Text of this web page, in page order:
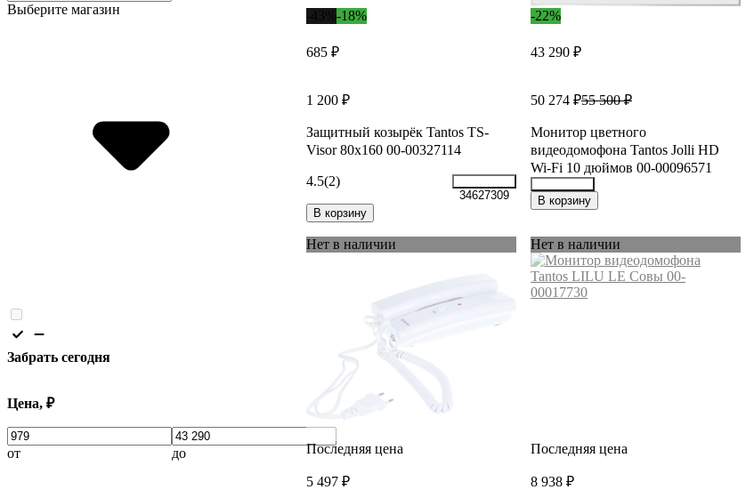
Выберите магазин
Забрать сегодня
Цена, ₽
от до
-18%
685 ₽
1 200 ₽
Защитный козырёк Tantos TS-
Visor 80x160 00-00327114
4.5(2)
34627309
В корзину
-22%
43 290 ₽
50 274 ₽55 500 ₽
Монитор цветного
видеодомофона Tantos Jolli HD
Wi-Fi 10 дюймов 00-00096571
26218289
В корзину
Нет в наличии
Последняя цена
5 497 ₽
Нет в наличии
Последняя цена
8 938 ₽